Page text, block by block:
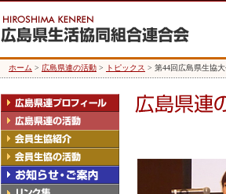
ホーム > 広島県連の活動 > トピックス > 第44回広島県生協